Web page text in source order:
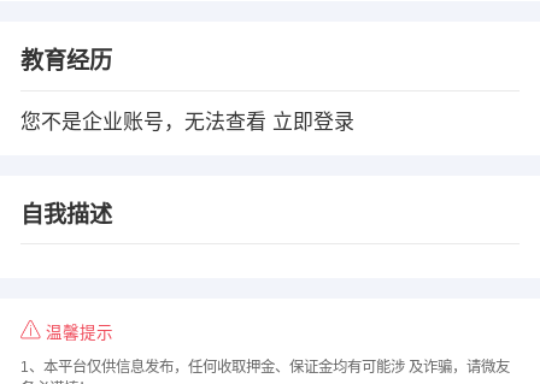
教育经历
您不是企业账号，无法查看 立即登录
自我描述
温馨提示
1、本平台仅供信息发布，任何收取押金、保证金均有可能涉 及诈骗，请微友